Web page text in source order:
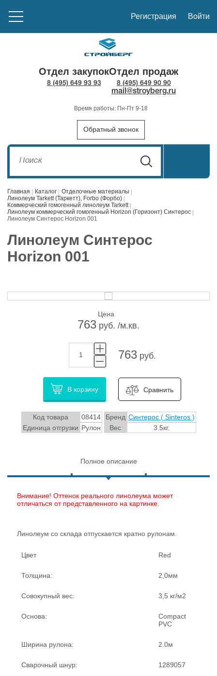
Регистрация Войти
Отдел закупок
8 (495) 649 93 93
Отдел продаж
8 (495) 649 90 90
mail@stroyberg.ru
Время работы: Пн-Пт 9-18
Обратный звонок
Главная Каталог
Отделочные материалы
Линолеум Tarkett (Таркетт), Forbo (Форбо)
Коммерческий гомогенный линолеум Tarkett
Линолеум коммерческий гомогенный Horizon (Горизонт) Синтерос
Линолеум Синтерос Horizon 001
Линолеум Синтерос
Horizon 001
Цена
763 руб. /м.кв.
763руб.
В корзину Сравнить
Код товара 08414 Бренд Синтерос ( Sinteros )
Единица отгрузки Рулон Вес 3.5кг.
Полное описание
Внимание! Оттенок реального линолеума может
отличаться от представленного на картинке.
Линолеум со склада отпускается кратно рулонам.
Цвет Red
Толщина: 2,0мм
Совокупный вес: 3,5 кг/м2
Основа:
Compact
PVC
Ширина рулона: 2.0м
Сварочный шнур: 1289057